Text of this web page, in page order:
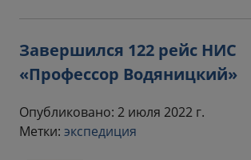
Завершился 122 рейс НИС
«Профессор Водяницкий»
Опубликовано: 2 июля 2022 г.
Метки: экспедиция